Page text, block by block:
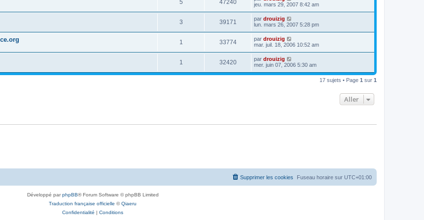
5 47240
jeu. mars 29, 2007 8:42 am
3 39171 par drouizig
lun. mars 26, 2007 5:28 pm
1 33774 par drouizig
mar. juil. 18, 2006 10:52 am
1 32420 par drouizig
mer. juin 07, 2006 5:30 am
17 sujets • Page 1 sur 1
Aller
Fuseau horaire sur UTC+01:00
Supprimer les cookies
Développé parphpBB® Forum Software © phpBB Limited
Traduction française officielle ©Qiaeru
Confidentialité | Conditions